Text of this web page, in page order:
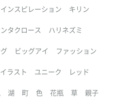
インスピレーション キリン
タクロース ハリネズミ
ビッグアイ ファッション
ラスト ユニーク レッド
湖 町 色 花瓶 草 親子